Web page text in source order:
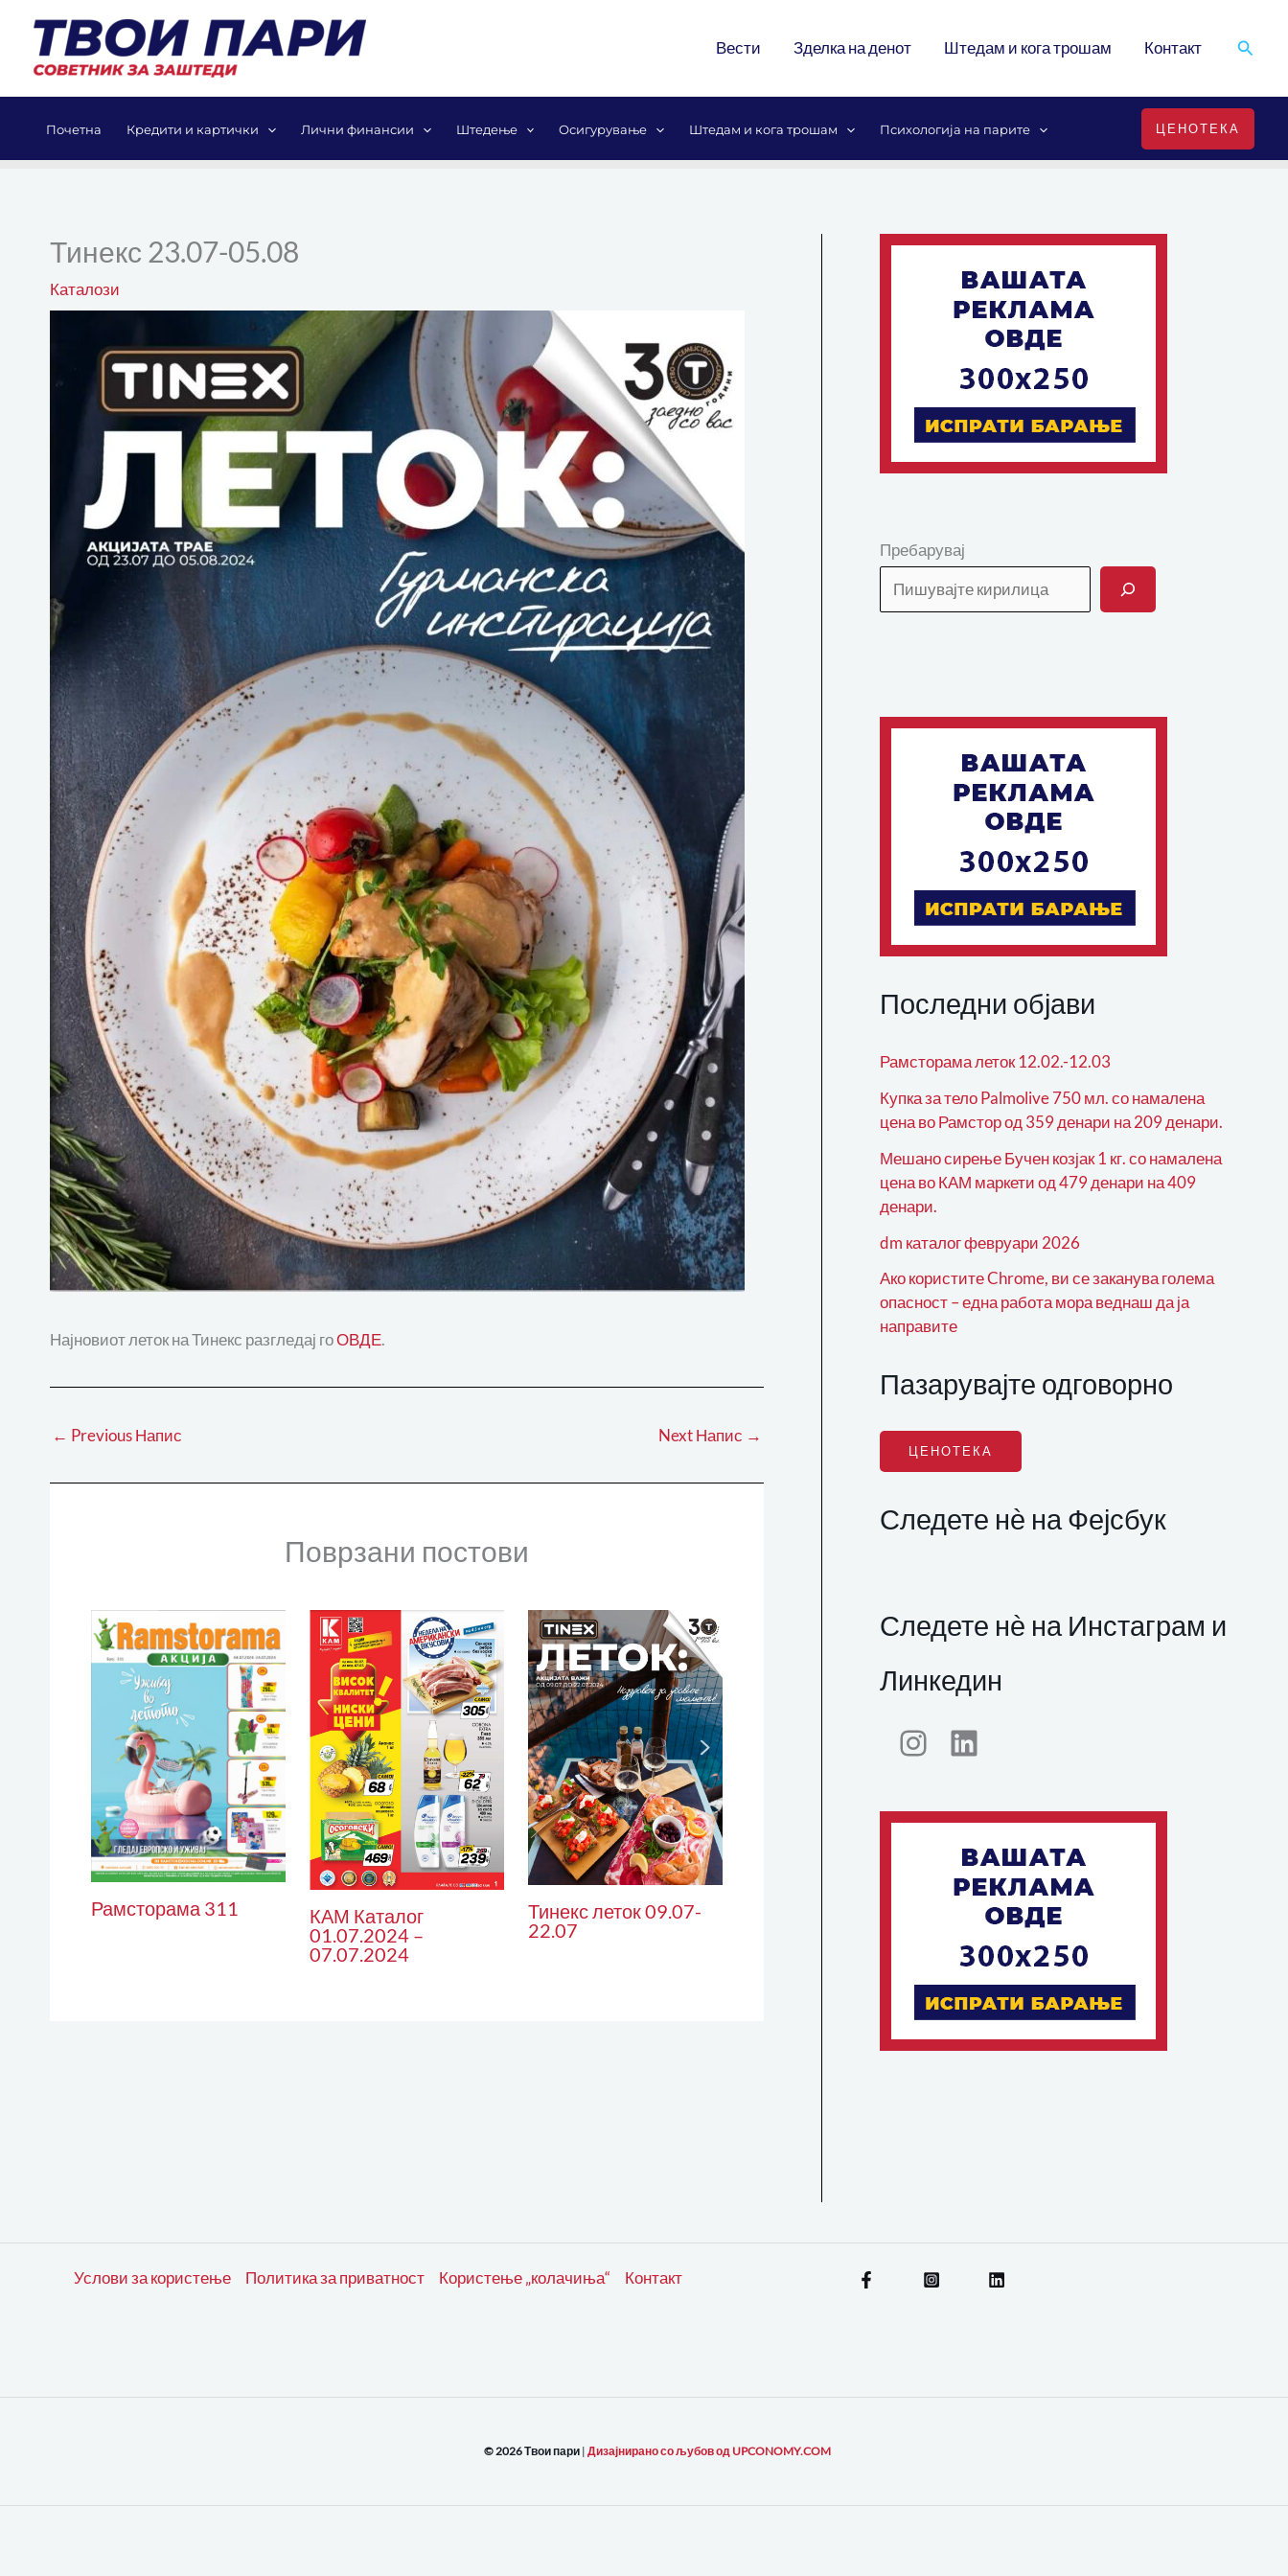
content
Вести Зделка на денот Штедам и кога трошам Контакт Search
Почетна Кредити и картички Лични финансии Штедење Осигурување Штедам и кога трошам Психологија на парите ЦЕНОТЕКА
Тинекс 23.07-05.08
Каталози
Најновиот леток на Тинекс разгледај гоОВДЕ.
← Previous Напис Next Напис →
Поврзани постови
Рамсторама 311
КАМ Каталог
01.07.2024 –
07.07.2024
Тинекс леток 09.07-
22.07
Пребарувај
Последни објави
Рамсторама леток 12.02.-12.03
Купка за тело Palmolive 750 мл. со намалена
цена во Рамстор од 359 денари на 209 денари.
Мешано сирење Бучен козјак 1 кг. со намалена
цена во КАМ маркети од 479 денари на 409
денари.
dm каталог февруари 2026
Ако користите Chrome, ви се заканува голема
опасност – една работа мора веднаш да ја
направите
Пазарувајте одговорно
ЦЕНОТЕКА
Следете нѐ на Фејсбук
Следете нѐ на Инстаграм и
Линкедин
Услови за користење Политика за приватност Користење „колачиња“ Контакт
© 2026 Твои пари | Дизајнирано со љубов од UPCONOMY.COM